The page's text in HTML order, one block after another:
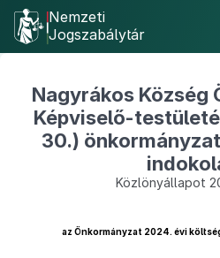
Nemzeti
Jogszabálytár
Nagyrákos Község
Képviselő-
30.)
Közlönyállapot
az Önkormányzat 2024. évi